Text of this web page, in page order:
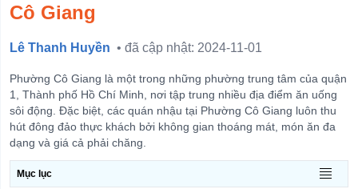
Quận 3
Quận 5
Quận Đống Đa
Quận Hai Bà Trưng
Quận Hoàn Kiếm
Cô Giang
Lê Thanh Huyền • đã cập nhật: 2024-11-01
Phường Cô Giang là một trong những phường trung tâm của quận
1, Thành phố Hồ Chí Minh, nơi tập trung nhiều địa điểm ăn uống
sôi động. Đặc biệt, các quán nhậu tại Phường Cô Giang luôn thu
hút đông đảo thực khách bởi không gian thoáng mát, món ăn đa
dạng và giá cả phải chăng.
Mục lục